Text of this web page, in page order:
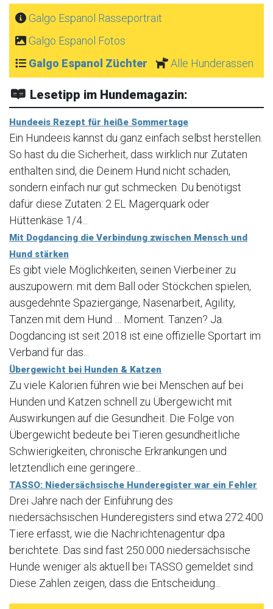
Galgo Espanol Rasseportrait
Galgo Espanol Fotos
Galgo Espanol Züchter
Alle Hunderassen
Lesetipp im Hundemagazin:
Hundeeis Rezept für heiße Sommertage
Ein Hundeeis kannst du ganz einfach selbst herstellen.
So hast du die Sicherheit, dass wirklich nur Zutaten
enthalten sind, die Deinem Hund nicht schaden,
sondern einfach nur gut schmecken. Du benötigst
dafür diese Zutaten: 2 EL Magerquark oder
Hüttenkäse 1/4...
Mit Dogdancing die Verbindung zwischen Mensch und
Hund stärken
Es gibt viele Möglichkeiten, seinen Vierbeiner zu
auszupowern: mit dem Ball oder Stöckchen spielen,
ausgedehnte Spaziergänge, Nasenarbeit, Agility,
Tanzen mit dem Hund … Moment. Tanzen? Ja.
Dogdancing ist seit 2018 ist eine offizielle Sportart im
Verband für das...
Übergewicht bei Hunden & Katzen
Zu viele Kalorien führen wie bei Menschen auf bei
Hunden und Katzen schnell zu Übergewicht mit
Auswirkungen auf die Gesundheit. Die Folge von
Übergewicht bedeute bei Tieren gesundheitliche
Schwierigkeiten, chronische Erkrankungen und
letztendlich eine geringere...
TASSO: Niedersächsische Hunderegister war ein Fehler
Drei Jahre nach der Einführung des
niedersächsischen Hunderegisters sind etwa 272.400
Tiere erfasst, wie die Nachrichtenagentur dpa
berichtete. Das sind fast 250.000 niedersächsische
Hunde weniger als aktuell bei TASSO gemeldet sind.
Diese Zahlen zeigen, dass die Entscheidung...